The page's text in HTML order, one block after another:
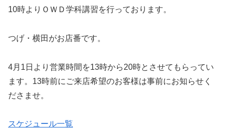
10時よりＯＷＤ学科講習を行っております。
つげ・横田がお店番です。
4月1日より営業時間を13時から20時とさせてもらってい
ます。13時前にご来店希望のお客様は事前にお知らせく
ださませ。
スケジュール一覧